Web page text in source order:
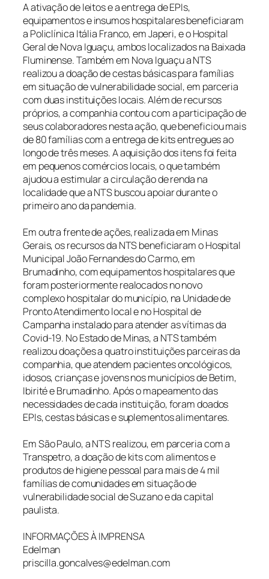
A ativação de leitos e a entrega de EPIs,
equipamentos e insumos hospitalares beneficiaram
a Policlínica Itália Franco, em Japeri, e o Hospital
Geral de Nova Iguaçu, ambos localizados na Baixada
Fluminense. Também em Nova Iguaçu a NTS
realizou a doação de cestas básicas para famílias
em situação de vulnerabilidade social, em parceria
com duas instituições locais. Além de recursos
próprios, a companhia contou com a participação de
seus colaboradores nesta ação, que beneficiou mais
de 80 famílias com a entrega de kits entregues ao
longo de três meses. A aquisição dos itens foi feita
em pequenos comércios locais, o que também
ajudou a estimular a circulação de renda na
localidade que a NTS buscou apoiar durante o
primeiro ano da pandemia.
Em outra frente de ações, realizada em Minas
Gerais, os recursos da NTS beneficiaram o Hospital
Municipal João Fernandes do Carmo, em
Brumadinho, com equipamentos hospitalares que
foram posteriormente realocados no novo
complexo hospitalar do município, na Unidade de
Pronto Atendimento local e no Hospital de
Campanha instalado para atender as vítimas da
Covid-19. No Estado de Minas, a NTS também
realizou doações a quatro instituições parceiras da
companhia, que atendem pacientes oncológicos,
idosos, crianças e jovens nos municípios de Betim,
Ibirité e Brumadinho. Após o mapeamento das
necessidades de cada instituição, foram doados
EPIs, cestas básicas e suplementos alimentares.
Em São Paulo, a NTS realizou, em parceria com a
Transpetro, a doação de kits com alimentos e
produtos de higiene pessoal para mais de 4 mil
famílias de comunidades em situação de
vulnerabilidade social de Suzano e da capital
paulista.
INFORMAÇÕES À IMPRENSA
Edelman
priscilla.goncalves@edelman.com